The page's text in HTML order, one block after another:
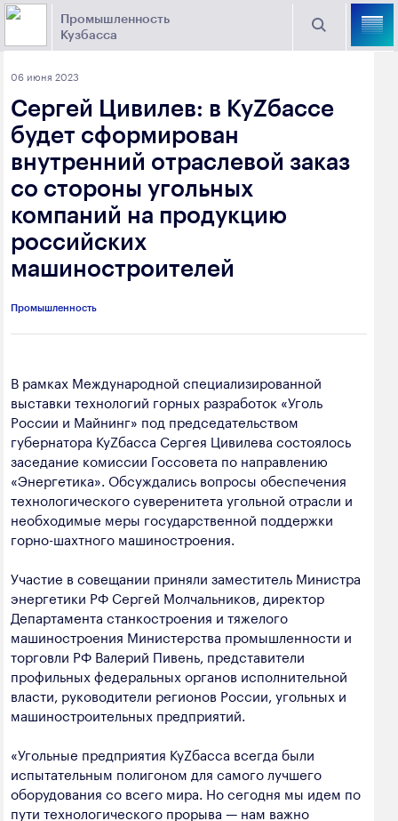
Промышленность
Кузбасса
Поиск
Найти
Торговая площадка Кузбасса
Выберите отрасль
Угольная промышленность
Горно-металлургическая промышленность
Химическая промышленность
Электроэнергетика
Добыча общераспространенных
полезных ископаемых
Лёгкая промышленность
Лесная промышленность
Пищевая промышленность
Предприятия
Новости
промышленности
650000, г. Кемерово, пр. Советский, 63
+7 (3842) 58-78-61
dprom@ako.ru
Создание сайта — Мэйк
06 июня 2023
Сергей Цивилев: в КуZбассе
будет сформирован
внутренний отраслевой заказ
со стороны угольных
компаний на продукцию
российских
машиностроителей
Промышленность
В рамках Международной специализированной
выставки технологий горных разработок «Уголь
России и Майнинг» под председательством
губернатора КуZбасса Сергея Цивилева состоялось
заседание комиссии Госсовета по направлению
«Энергетика». Обсуждались вопросы обеспечения
технологического суверенитета угольной отрасли и
необходимые меры государственной поддержки
горно-шахтного машиностроения.
Участие в совещании приняли заместитель Министра
энергетики РФ Сергей Молчальников, директор
Департамента станкостроения и тяжелого
машиностроения Министерства промышленности и
торговли РФ Валерий Пивень, представители
профильных федеральных органов исполнительной
власти, руководители регионов России, угольных и
машиностроительных предприятий.
«Угольные предприятия КуZбасса всегда были
испытательным полигоном для самого лучшего
оборудования со всего мира. Но сегодня мы идем по
пути технологического прорыва — нам важно